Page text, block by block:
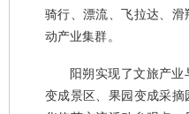
骑行、漂流、飞拉达、
动产业集群。
阳朔实现了文旅产业
变成景区、果园变成采